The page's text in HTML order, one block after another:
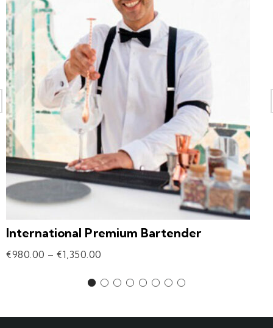
International Premium Bartender
€980.00 – €1,350.00